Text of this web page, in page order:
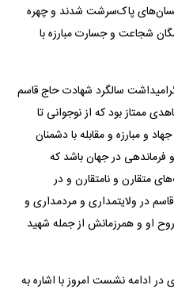
پاک‌سرشت شدند و چهره
شجاعت و جسارت مبارزه با
سالگرد شهادت حاج قاسم
ممتاز بود که از نوجوانی تا
و مبارزه و مقابله با دشمنان
فرماندهی در جهان باشد که
متقارن و نامتقارن و در
در ولایتمداری و مردمداری و
او و همرزمانش از جمله شهید
ادامه نشست امروز با اشاره به